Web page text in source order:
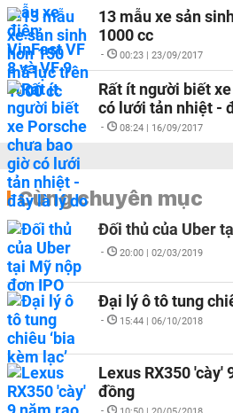
13 mẫu xe sản
1000 cc
- 00:23 | 23/09/2017
Rất ít người biết
có lưới tản nhiệt -
- 08:24 | 16/09/2017
Cùng chuyên mục
Đối thủ của Uber
- 20:00 | 02/03/2019
Đại lý ô tô tung
- 15:44 | 06/10/2018
Lexus RX350 'cày'
đồng